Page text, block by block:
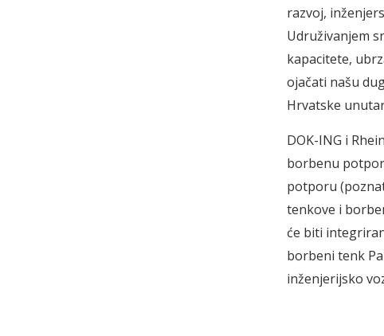
razvoj,
Udruživanjem
kapacitete,
ojačati našu
Hrvatske
DOK-ING i
borbenu
potporu
tenkove i
će biti
borbeni tenk
inženjerijsko